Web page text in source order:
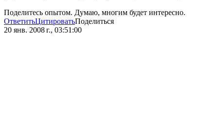
Поделитесь опытом. Думаю, многим будет интересно.
ОтветитьЦитироватьПоделиться
20 янв. 2008 г., 03:51:00